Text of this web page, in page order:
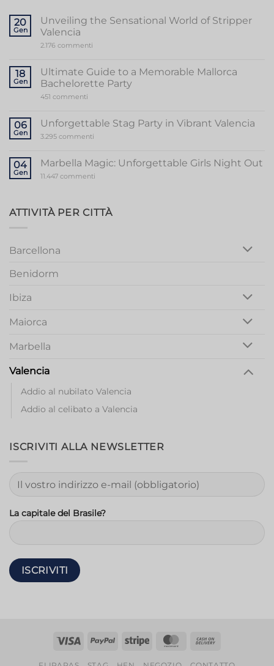
20
Gen
Unveiling the Sensational World of Stripper
Valencia
2.176 commenti
Sensational
World
of
18
Gen
Ultimate Guide to a Memorable Mallorca
Bachelorette Party
451 commenti
to
a
Memorable
Party
06
Gen
Unforgettable Stag Party in Vibrant Valencia
3.295 commenti
Party
in
Vibrant
04
Gen
Marbella Magic: Unforgettable Girls Night Out
11.447 commenti
Girls
Night
ATTIVITÀ PER CITTÀ
Barcellona
Benidorm
Ibiza
Maiorca
Marbella
Valencia
Addio al nubilato Valencia
Addio al celibato a Valencia
ISCRIVITI ALLA NEWSLETTER
La capitale del Brasile?
Visto PayPal Striscia MasterCard